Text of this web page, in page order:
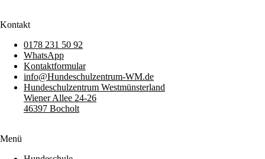
Kontakt
0178 231 50 92
WhatsApp
Kontaktformular
info@Hundeschulzentrum-WM.de
Hundeschulzentrum Westmünsterland
Wiener Allee 24-26
46397 Bocholt
Menü